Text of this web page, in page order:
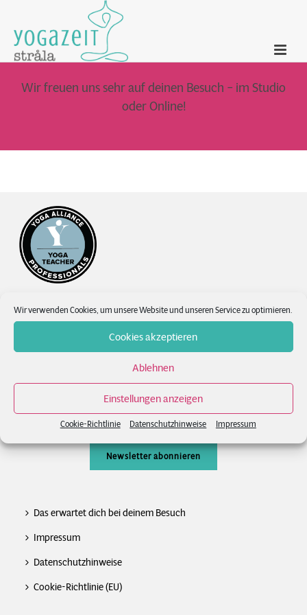
Wir verwenden Cookies, um unsere Website und unseren Service zu optimieren.
Cookies akzeptieren
Ablehnen
Einstellungen anzeigen
Cookie-Richtlinie Datenschutzhinweise Impressum
Wir freuen uns sehr auf deinen Besuch – im Studio
oder Online!
FAQs
Newsletter abonnieren
Das erwartet dich bei deinem Besuch
Impressum
Datenschutzhinweise
Cookie-Richtlinie (EU)